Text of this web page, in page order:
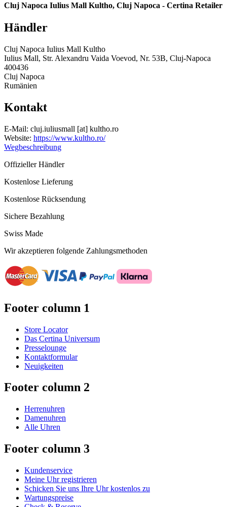
Cluj Napoca Iulius Mall Kultho, Cluj Napoca - Certina Retailer
Händler
Cluj Napoca Iulius Mall Kultho
Iulius Mall, Str. Alexandru Vaida Voevod, Nr. 53B, Cluj-Napoca
400436
Cluj Napoca
Rumänien
Kontakt
E-Mail: cluj.iuliusmall [at] kultho.ro
Website: https://www.kultho.ro/
Wegbeschreibung
Offizieller Händler
Kostenlose Lieferung
Kostenlose Rücksendung
Sichere Bezahlung
Swiss Made
Wir akzeptieren folgende Zahlungsmethoden
Footer column 1
Store Locator
Das Certina Universum
Presselounge
Kontaktformular
Neuigkeiten
Footer column 2
Herrenuhren
Damenuhren
Alle Uhren
Footer column 3
Kundenservice
Meine Uhr registrieren
Schicken Sie uns Ihre Uhr kostenlos zu
Wartungspreise